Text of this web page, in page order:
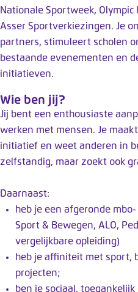
Nationale Sportweek, Olympic
Asser Sportverkiezingen. Je
partners, stimuleert scholen
bestaande evenementen en
initiatieven.
Wie ben jij?
Jij bent een enthousiaste
werken met mensen. Je
initiatief en weet anderen in
zelfstandig, maar zoekt ook
Daarnaast:
heb je een afgeronde
Sport & Bewegen, ALO,
vergelijkbare opleiding)
heb je affiniteit met sport,
projecten;
ben je sociaal,